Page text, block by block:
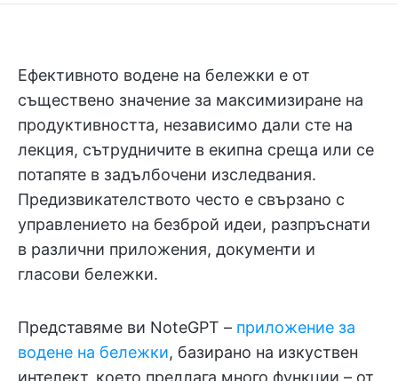
Ефективното водене на бележки е от
съществено значение за максимизиране на
продуктивността, независимо дали сте на
лекция, сътрудничите в екипна среща или се
потапяте в задълбочени изследвания.
Предизвикателството често е свързано с
управлението на безброй идеи, разпръснати
в различни приложения, документи и
гласови бележки.
Представяме ви NoteGPT – приложение за
водене на бележки, базирано на изкуствен
интелект, което предлага много функции – от